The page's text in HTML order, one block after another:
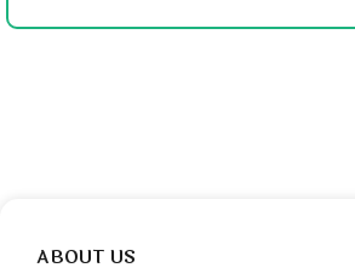
ABOUT US